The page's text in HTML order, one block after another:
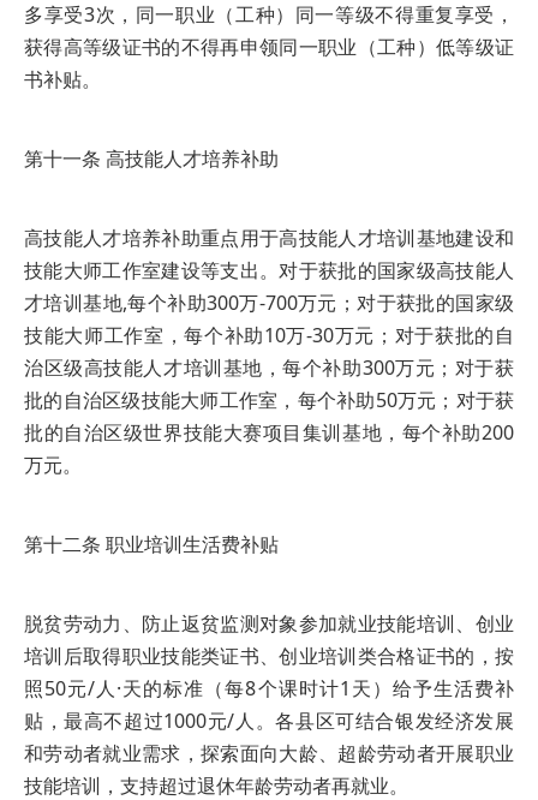
多享受3次，同一职业（工种）同一等级不得重复享受，
获得高等级证书的不得再申领同一职业（工种）低等级证
书补贴。
第十一条 高技能人才培养补助
高技能人才培养补助重点用于高技能人才培训基地建设和
技能大师工作室建设等支出。对于获批的国家级高技能人
才培训基地,每个补助300万-700万元；对于获批的国家级
技能大师工作室，每个补助10万-30万元；对于获批的自
治区级高技能人才培训基地，每个补助300万元；对于获
批的自治区级技能大师工作室，每个补助50万元；对于获
批的自治区级世界技能大赛项目集训基地，每个补助200
万元。
第十二条 职业培训生活费补贴
脱贫劳动力、防止返贫监测对象参加就业技能培训、创业
培训后取得职业技能类证书、创业培训类合格证书的，按
照50元/人·天的标准（每8个课时计1天）给予生活费补
贴，最高不超过1000元/人。各县区可结合银发经济发展
和劳动者就业需求，探索面向大龄、超龄劳动者开展职业
技能培训，支持超过退休年龄劳动者再就业。